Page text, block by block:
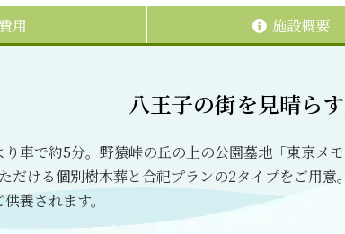
費用 施設概要
八王子の街を見晴ら
車で約5分。野猿峠の丘の上の公園墓地「東京メ
だける個別樹木葬と合祀プランの2タイプをご用
養されます。